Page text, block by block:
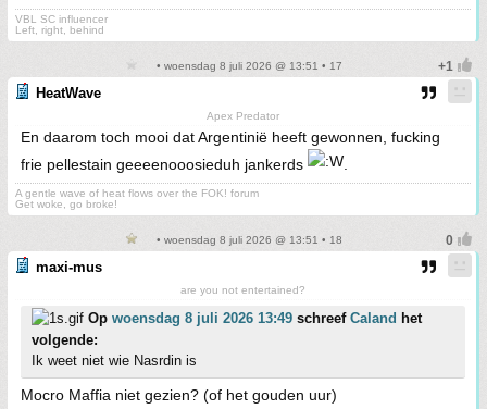
VBL SC influencer
Left, right, behind
• woensdag 8 juli 2026 @ 13:51 • 17
HeatWave
Apex Predator
En daarom toch mooi dat Argentinië heeft gewonnen, fucking
frie pellestain geeeenooosieduh jankerds
A gentle wave of heat flows over the FOK! forum
Get woke, go broke!
• woensdag 8 juli 2026 @ 13:51 • 18
maxi-mus
are you not entertained?
Op woensdag 8 juli 2026 13:49 schreef Caland het
volgende:
Ik weet niet wie Nasrdin is
Mocro Maffia niet gezien? (of het gouden uur)